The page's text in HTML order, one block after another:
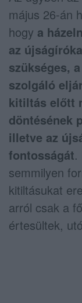
május 26-án
hogy a
az
szükséges,
szolgáló
kitiltás előtt
döntésének
illetve az
fontosságát.
semmilyen
kitiltásukat
arról csak a
értesültek,